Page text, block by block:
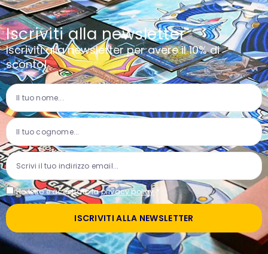
Iscriviti alla newsletter
Iscriviti alla newsletter per avere il 10% di
sconto!
Ho letto e accettato laprivacy policy *
ISCRIVITI ALLA NEWSLETTER